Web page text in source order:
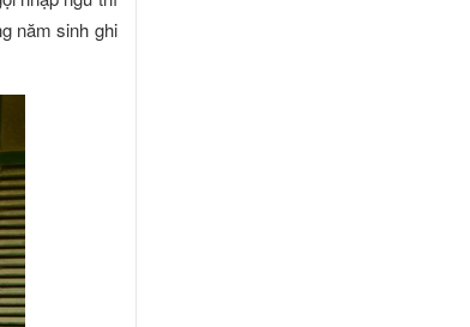
năm sinh ghi